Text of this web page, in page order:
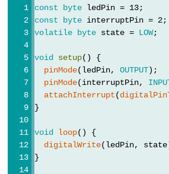
String.setCharAt()
String.startsWith()
String.substring()
String.toCharArray()
String.toDouble()
String.toFloat()
String.toInt()
String.toLowerCase()
String.toUpperCase()
String.trim()
const byte ledPin = 13;
const
byte interruptPin = 2;
volatile byte state = LOW;
void setup() {
pinMode(ledPin, OUTPUT);
pinMode(interruptPin,
attachInterrupt(
}
void loop() {
digitalWrite(ledPin,
}